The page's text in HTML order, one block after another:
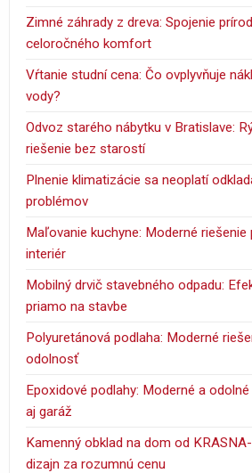
Zimné záhrady z dreva: Spojenie
celoročného komfort
Vŕtanie studní cena: Čo ovplyvňuje
vody?
Odvoz starého nábytku v Bratislave:
riešenie bez starostí
Plnenie klimatizácie sa neoplatí
problémov
Maľovanie kuchyne: Moderné
interiér
Mobilný drvič stavebného odpadu:
priamo na stavbe
Polyuretánová podlaha: Moderné
odolnosť
Epoxidové podlahy: Moderné a
aj garáž
Kamenný obklad na dom od
dizajn za rozumnú cenu